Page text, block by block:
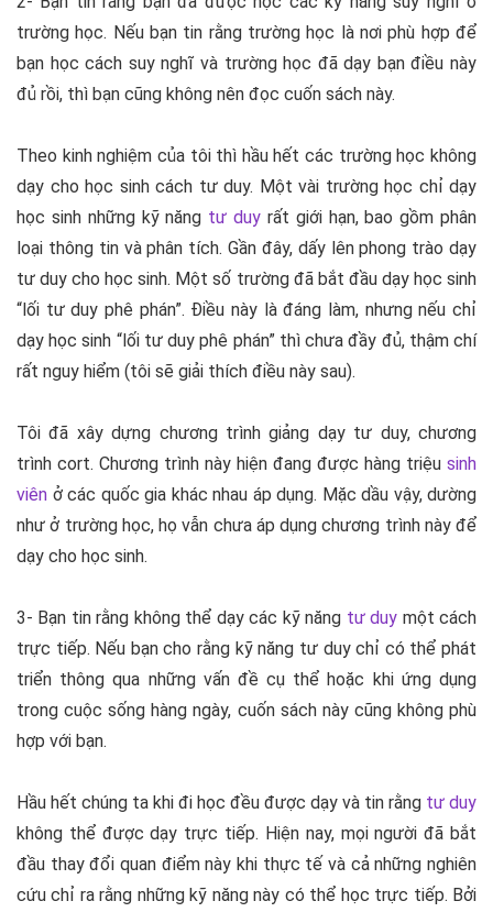
trường học. Nếu bạn tin rằng trường học là nơi phù hợp để
bạn học cách suy nghĩ và trường học đã dạy bạn điều này
đủ rồi, thì bạn cũng không nên đọc cuốn sách này.
Theo kinh nghiệm của tôi thì hầu hết các trường học không
dạy cho học sinh cách tư duy. Một vài trường học chỉ dạy
học sinh những kỹ năng tư duy rất giới hạn, bao gồm phân
loại thông tin và phân tích. Gần đây, dấy lên phong trào dạy
tư duy cho học sinh. Một số trường đã bắt đầu dạy học sinh
“lối tư duy phê phán”. Điều này là đáng làm, nhưng nếu chỉ
dạy học sinh “lối tư duy phê phán” thì chưa đầy đủ, thậm chí
rất nguy hiểm (tôi sẽ giải thích điều này sau).
Tôi đã xây dựng chương trình giảng dạy tư duy, chương
trình cort. Chương trình này hiện đang được hàng triệu sinh
viên ở các quốc gia khác nhau áp dụng. Mặc dầu vậy, dường
như ở trường học, họ vẫn chưa áp dụng chương trình này để
dạy cho học sinh.
3- Bạn tin rằng không thể dạy các kỹ năng tư duy một cách
trực tiếp. Nếu bạn cho rằng kỹ năng tư duy chỉ có thể phát
triển thông qua những vấn đề cụ thể hoặc khi ứng dụng
trong cuộc sống hàng ngày, cuốn sách này cũng không phù
hợp với bạn.
Hầu hết chúng ta khi đi học đều được dạy và tin rằng tư duy
không thể được dạy trực tiếp. Hiện nay, mọi người đã bắt
đầu thay đổi quan điểm này khi thực tế và cả những nghiên
cứu chỉ ra rằng những kỹ năng này có thể học trực tiếp. Bởi